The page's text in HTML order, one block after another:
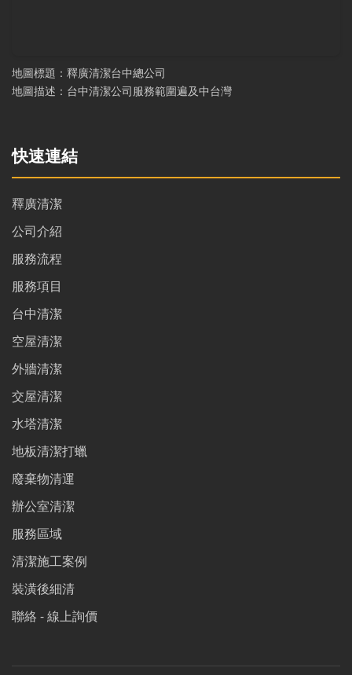
地圖標題：釋廣清潔台中總公司
地圖描述：台中清潔公司服務範圍遍及中台灣
快速連結
釋廣清潔
公司介紹
服務流程
服務項目
台中清潔
空屋清潔
外牆清潔
交屋清潔
水塔清潔
地板清潔打蠟
廢棄物清運
辦公室清潔
服務區域
清潔施工案例
裝潢後細清
聯絡 - 線上詢價